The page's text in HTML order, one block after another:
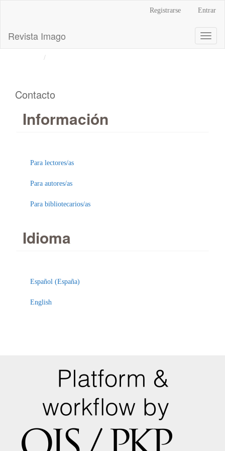
principal
Barra
Registrarse Entrar
Revista Imago
Contacto
Información
Para lectores/as
Para autores/as
Para bibliotecarios/as
Idioma
Español (España)
English